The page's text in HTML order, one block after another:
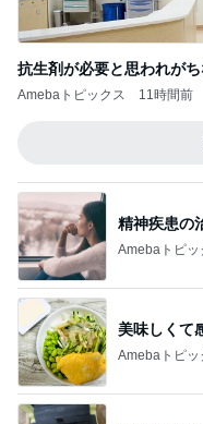
抗生剤が必要と思われが
Amebaトピックス 11時間前
精神疾患の
Amebaトピッ
美味しくて
Amebaトピッ